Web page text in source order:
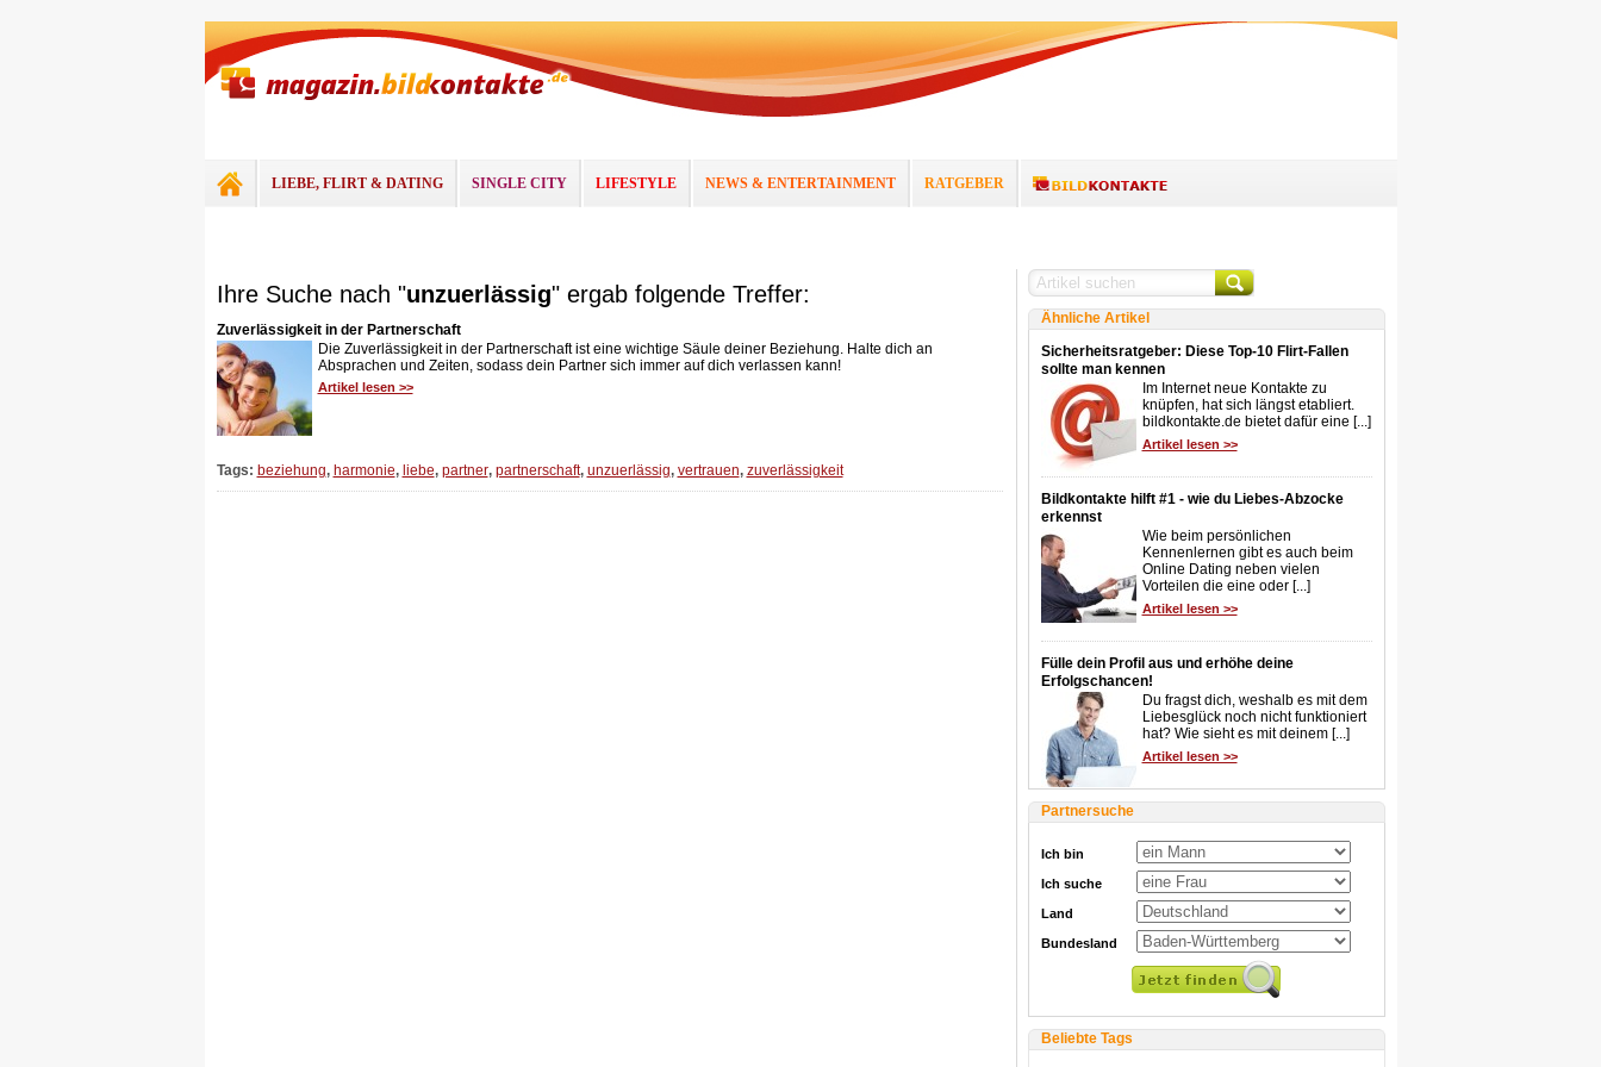
LIEBE, FLIRT & DATING SINGLE CITY LIFESTYLE NEWS & ENTERTAINMENT RATGEBER
Ihre Suche nach "unzuerlässig" ergab folgende Treffer:
Zuverlässigkeit in der Partnerschaft
Die Zuverlässigkeit in der Partnerschaft ist eine wichtige Säule deiner Beziehung. Halte dich an
Absprachen und Zeiten, sodass dein Partner sich immer auf dich verlassen kann!
Artikel lesen >>
Tags: beziehung, harmonie, liebe, partner, partnerschaft, unzuerlässig, vertrauen, zuverlässigkeit
Ähnliche Artikel
Sicherheitsratgeber: Diese Top-10 Flirt-Fallen
sollte man kennen
Im Internet neue Kontakte zu
knüpfen, hat sich längst etabliert.
bildkontakte.de bietet dafür eine [...]
Artikel lesen >>
Bildkontakte hilft #1 - wie du Liebes-Abzocke
erkennst
Wie beim persönlichen
Kennenlernen gibt es auch beim
Online Dating neben vielen
Vorteilen die eine oder [...]
Artikel lesen >>
Fülle dein Profil aus und erhöhe deine
Erfolgschancen!
Du fragst dich, weshalb es mit dem
Liebesglück noch nicht funktioniert
hat? Wie sieht es mit deinem [...]
Artikel lesen >>
Partnersuche
Ich bin
Ich suche
Land
Bundesland
Beliebte Tags